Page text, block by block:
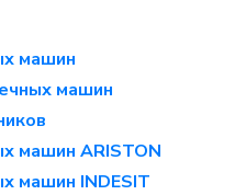
машин
машин
машин ARISTON
машин INDESIT